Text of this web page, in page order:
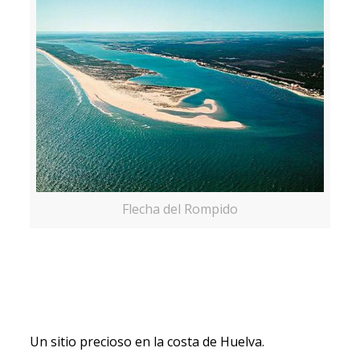
Flecha del Rompido
Un sitio precioso en la costa de Huelva.